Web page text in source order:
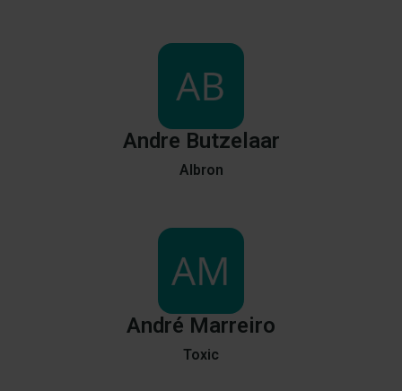
Andre Butzelaar
Albron
André Marreiro
Toxic